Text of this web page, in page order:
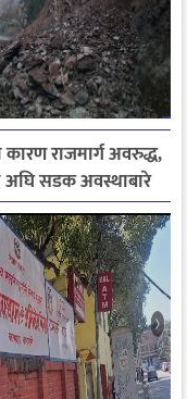
कारण राजमार्ग अवरुद्ध,
अघि सडक अवस्थाबारे
लिन आग्रह